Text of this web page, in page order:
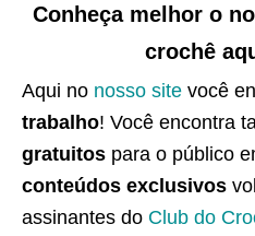
Conheça melhor o
crochê
Aqui no nosso site você
trabalho! Você encontra
gratuitos para o público
conteúdos exclusivos
assinantes do Club do